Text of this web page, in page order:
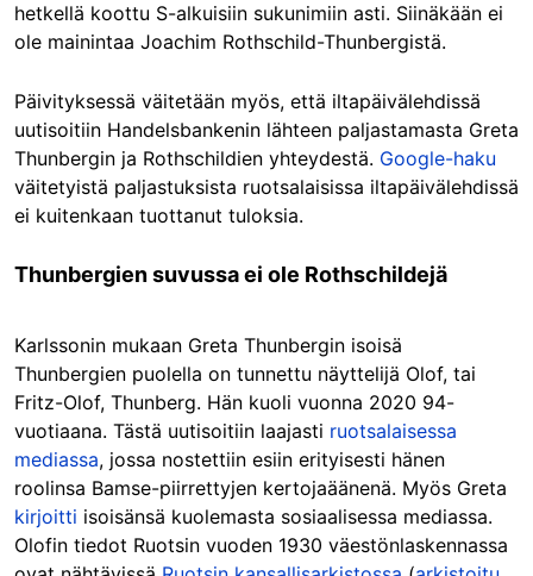
hetkellä koottu S-alkuisiin sukunimiin asti. Siinäkään ei
ole mainintaa Joachim Rothschild-Thunbergistä.
Päivityksessä väitetään myös, että iltapäivälehdissä
uutisoitiin Handelsbankenin lähteen paljastamasta Greta
Thunbergin ja Rothschildien yhteydestä. Google-haku
väitetyistä paljastuksista ruotsalaisissa iltapäivälehdissä
ei kuitenkaan tuottanut tuloksia.
Thunbergien suvussa ei ole Rothschildejä
Karlssonin mukaan Greta Thunbergin isoisä
Thunbergien puolella on tunnettu näyttelijä Olof, tai
Fritz-Olof, Thunberg. Hän kuoli vuonna 2020 94-
vuotiaana. Tästä uutisoitiin laajasti ruotsalaisessa
mediassa, jossa nostettiin esiin erityisesti hänen
roolinsa Bamse-piirrettyjen kertojaäänenä. Myös Greta
kirjoitti isoisänsä kuolemasta sosiaalisessa mediassa.
Olofin tiedot Ruotsin vuoden 1930 väestönlaskennassa